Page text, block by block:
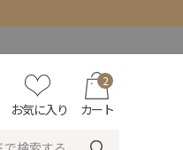
お気に入り
2
カート